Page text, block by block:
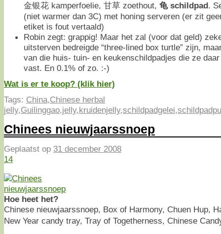
金银花 kamperfoelie, 甘草 zoethout, 龟 schildpad.
(niet warmer dan 3C) met honing serveren (er zit
etiket is fout vertaald)
Robin zegt: grappig! Maar het zal (voor dat geld)
uitsterven bedreigde “three-lined box turtle” zijn,
van die huis- tuin- en keukenschildpadjes die ze
vast. En 0.1% of zo. :-)
Wat is er te koop? (klik hier)
Tags: China,Chinese herbal
jelly,Guilinggao,jelly,kruidenjelly,schildpadgelei,
Chinees nieuwjaarssnoep
Geplaatst op 31 december 2008
14
Hoe heet het?
Chinese nieuwjaarssnoep, Box of Harmony, Chuen Hup,
New Year candy tray, Tray of Togetherness, Chinese